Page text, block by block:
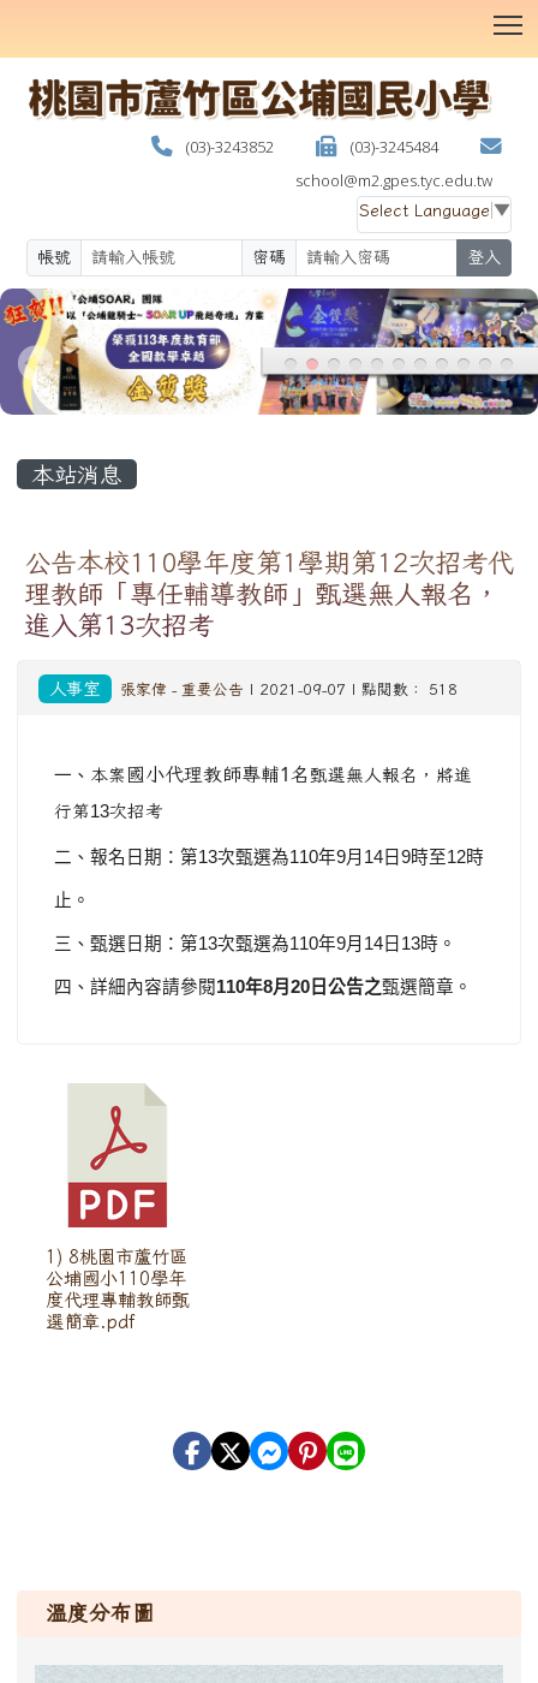
(03)-3243852
(03)-3245484
school@m2.gpes.tyc.edu.tw
Select Language ▼
帳號 密碼 登入
本站消息
公告本校110學年度第1學期第12次招考代
理教師「專任輔導教師」甄選無人報名，
進入第13次招考
人事室 張家偉 - 重要公告 | 2021-09-07 | 點閱數： 518
一、 本案 國小代理教師專輔1名 甄選無人報名，將進
行第13次招考
二、報名日期：第13次甄選為110年9月 14日 9時至12時
止。
三、甄選日期：第13次甄選為110年9月 14日 13時。
四、詳細內容請參閱110年8月 20 日公告之甄選簡章。
1) 8桃園市蘆竹區
公埔國小110學年
度代理專輔教師甄
選簡章.pdf
溫度分布圖